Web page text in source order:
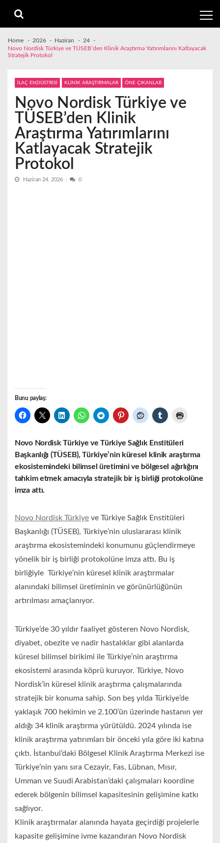
navigation
content
Home 2026 Haziran
24
Novo Nordisk Türkiye ve TÜSEB’den Klinik Araştırma Yatırımlarını Katlayacak
Stratejik Protokol
İLAÇ ENDÜSTRİSİ KLİNİK ARAŞTIRMALAR ÖNE ÇIKANLAR
Novo Nordisk Türkiye ve
TÜSEB’den Klinik
Araştırma Yatırımlarını
Katlayacak Stratejik
Protokol
Haziran 24, 2026 0
Bunu paylaş:
Novo Nordisk Türkiye ve Türkiye Sağlık Enstitüleri
Başkanlığı (TÜSEB), Türkiye’nin küresel klinik araştırma
ekosistemindeki bilimsel üretimini ve bölgesel ağırlığını
tahkim etmek amacıyla stratejik bir iş birliği protokolüne
imza attı.
Novo Nordisk Türkiye ve Türkiye Sağlık Enstitüleri
Başkanlığı (TÜSEB), Türkiye’nin uluslararası klinik
araştırma ekosistemindeki konumunu güçlendirmeye
yönelik bir iş birliği protokolüne imza attı. Bu iş
birliğiyle Türkiye’nin küresel klinik araştırmalar
alanındaki bilimsel üretiminin ve görünürlüğünün
artırılması amaçlanıyor.
Türkiye’de 30 yıldır faaliyet gösteren Novo Nordisk,
diyabet, obezite ve nadir hastalıklar gibi alanlarda
küresel bilimsel birikimi ile Türkiye’nin araştırma
ekosistemi arasında köprü kuruyor. Türkiye, Novo
Nordisk’in küresel klinik araştırma çalışmalarında
stratejik bir konuma sahip. Son beş yılda Türkiye’de
yaklaşık 700 hekimin ve 2.100’ün üzerinde hastanın yer
aldığı 34 klinik araştırma yürütüldü. 2024 yılında ise
klinik araştırma yatırımları bir önceki yıla göre iki katına
çıktı. İstanbul’daki Bölgesel Klinik Araştırma Merkezi ise
Türkiye’nin yanı sıra Cezayir, Fas, Lübnan, Mısır,
Umman ve Suudi Arabistan’daki çalışmaları koordine
ederek bölgenin bilimsel kapasitesinin gelişimine katkı
sağlıyor.
Klinik araştırmalar alanında hayata geçirdiği projelerle
kapasite gelişimine ivme kazandıran Novo Nordisk